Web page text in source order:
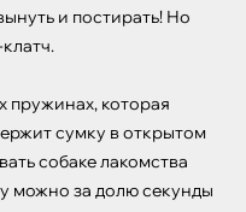
и постирать! Но
пружинах, которая
сумку в открытом
собаке лакомства
можно за долю секунды